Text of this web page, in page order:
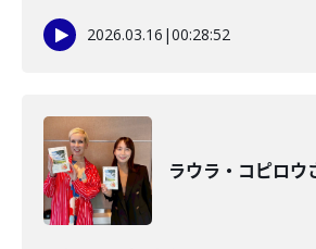
2026.03.16 |00:28:52
ラウラ・コピロウ